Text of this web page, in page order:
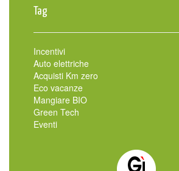
Tag
Incentivi
Auto elettriche
Acquisti Km zero
Eco vacanze
Mangiare BIO
Green Tech
Eventi